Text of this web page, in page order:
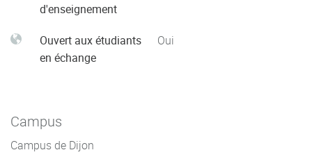
d'enseignement
Ouvert aux étudiants
en échange
Oui
Campus
Campus de Dijon